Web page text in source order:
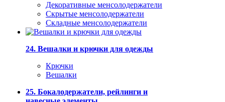
Декоративные менсолодержатели
Скрытые менсолодержатели
Складные менсолодержатели
24. Вешалки и крючки для одежды
Крючки
Вешалки
25. Бокалодержатели, рейлинги и